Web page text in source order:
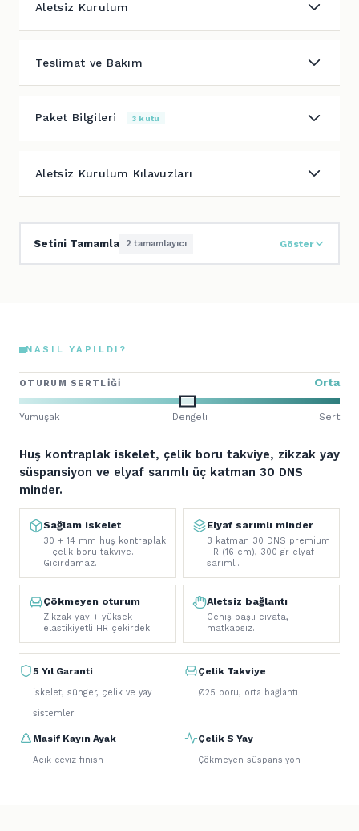
Aletsiz Kurulum
Teslimat ve Bakım
Paket Bilgileri 3 kutu
Aletsiz Kurulum Kılavuzları
Setini Tamamla 2 tamamlayıcı Göster
NASIL YAPILDI?
Huş kontraplak iskelet, çelik boru takviye, zikzak yay
süspansiyon ve elyaf sarımlı üç katman 30 DNS
minder.
Sağlam iskelet
30 + 14 mm huş kontraplak
+ çelik boru takviye.
Gıcırdamaz.
Elyaf sarımlı minder
3 katman 30 DNS premium
HR (16 cm), 300 gr elyaf
sarımlı.
Çökmeyen oturum
Zikzak yay + yüksek
elastikiyetli HR çekirdek.
Aletsiz bağlantı
Geniş başlı civata,
matkapsız.
5 Yıl Garanti
İskelet, sünger, çelik ve yay
sistemleri
Çelik Takviye
Ø25 boru, orta bağlantı
Masif Kayın Ayak
Açık ceviz finish
Çelik S Yay
Çökmeyen süspansiyon
OTURUM SERTLIĞI Orta
Yumuşak Dengeli Sert